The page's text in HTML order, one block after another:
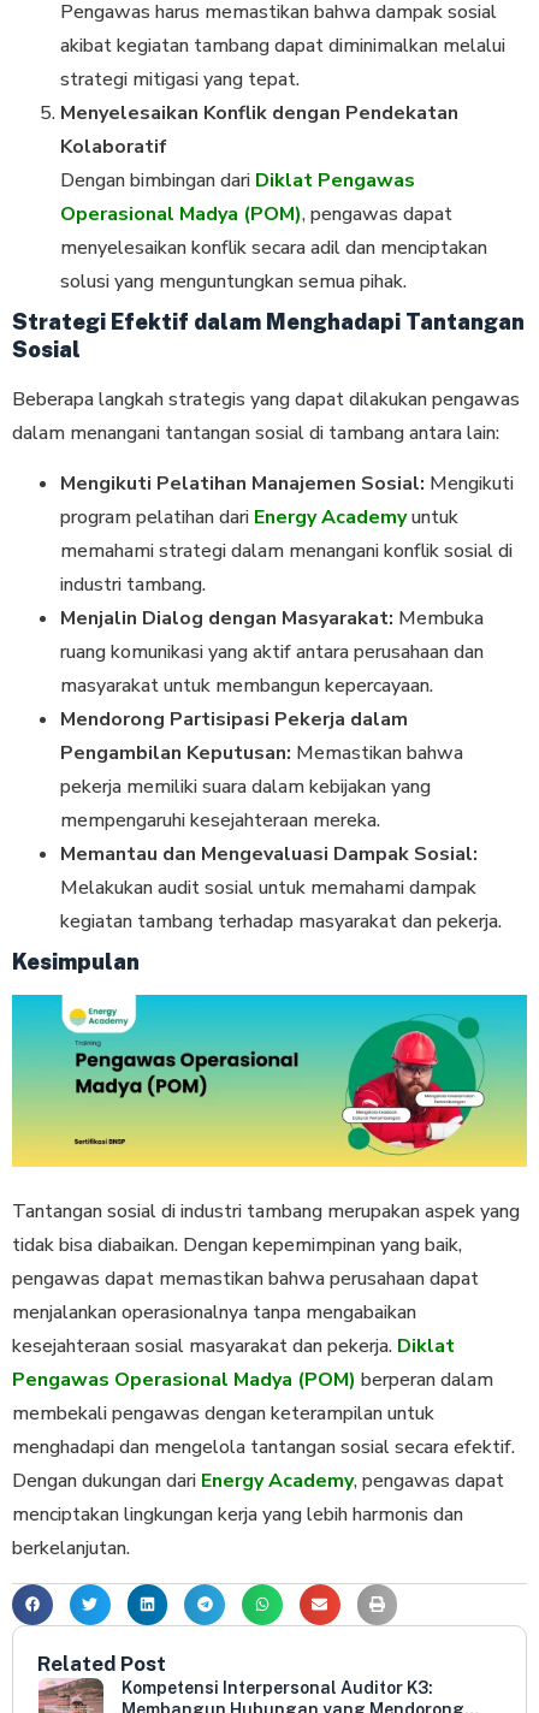
Pengawas harus memastikan bahwa dampak sosial
akibat kegiatan tambang dapat diminimalkan melalui
strategi mitigasi yang tepat.
Menyelesaikan Konflik dengan Pendekatan
Kolaboratif
Dengan bimbingan dari Diklat Pengawas
Operasional Madya (POM), pengawas dapat
menyelesaikan konflik secara adil dan menciptakan
solusi yang menguntungkan semua pihak.
Strategi Efektif dalam Menghadapi Tantangan
Sosial
Beberapa langkah strategis yang dapat dilakukan pengawas
dalam menangani tantangan sosial di tambang antara lain:
Mengikuti Pelatihan Manajemen Sosial: Mengikuti
program pelatihan dari Energy Academyuntuk
memahami strategi dalam menangani konflik sosial di
industri tambang.
Menjalin Dialog dengan Masyarakat: Membuka
ruang komunikasi yang aktif antara perusahaan dan
masyarakat untuk membangun kepercayaan.
Mendorong Partisipasi Pekerja dalam
Pengambilan Keputusan: Memastikan bahwa
pekerja memiliki suara dalam kebijakan yang
mempengaruhi kesejahteraan mereka.
Memantau dan Mengevaluasi Dampak Sosial:
Melakukan audit sosial untuk memahami dampak
kegiatan tambang terhadap masyarakat dan pekerja.
Kesimpulan
Tantangan sosial di industri tambang merupakan aspek yang
tidak bisa diabaikan. Dengan kepemimpinan yang baik,
pengawas dapat memastikan bahwa perusahaan dapat
menjalankan operasionalnya tanpa mengabaikan
kesejahteraan sosial masyarakat dan pekerja. Diklat
Pengawas Operasional Madya (POM) berperan dalam
membekali pengawas dengan keterampilan untuk
menghadapi dan mengelola tantangan sosial secara efektif.
Dengan dukungan dari Energy Academy, pengawas dapat
menciptakan lingkungan kerja yang lebih harmonis dan
berkelanjutan.
Related Post
Kompetensi Interpersonal Auditor K3:
Membangun Hubungan yang Mendorong